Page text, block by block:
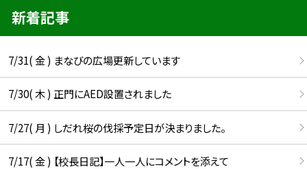
新着記事
7/31( 金 ) まなびの広場更新しています
7/30( 木 ) 正門にAED設置されました
7/27( 月 ) しだれ桜の伐採予定日が決まりました。
7/17( 金 ) 【校長日記】一人一人にコメントを添えて